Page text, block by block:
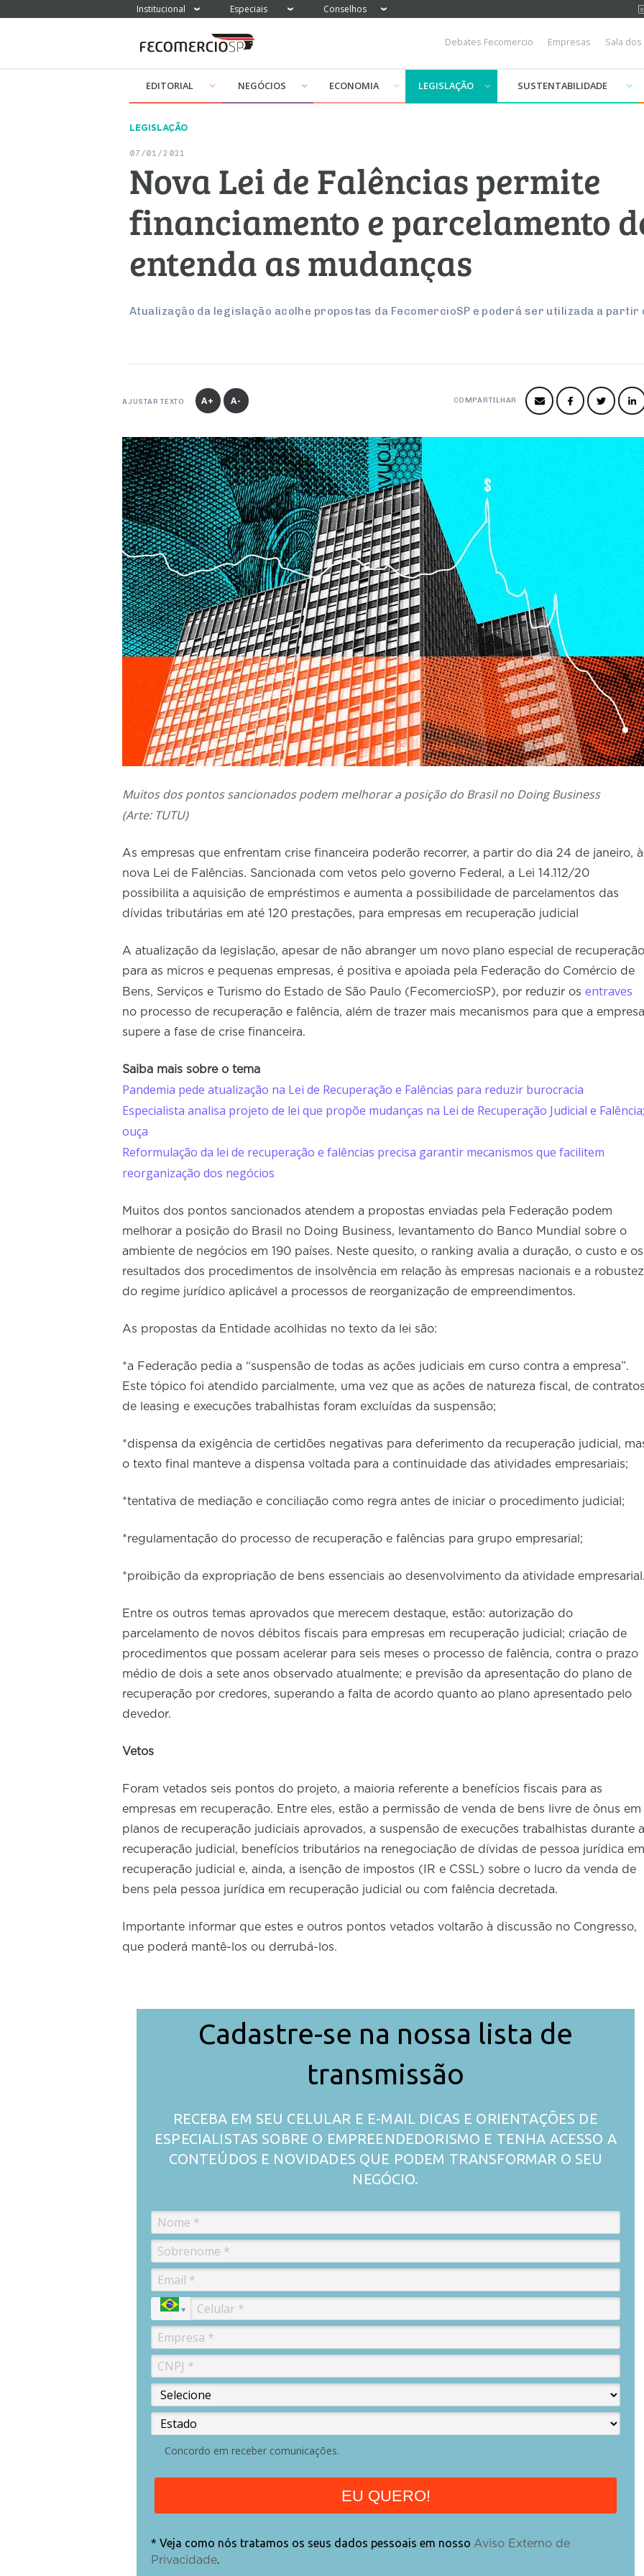
Institucional Especiais Conselhos
Debates Fecomercio Empresas Sala
EDITORIAL NEGÓCIOS ECONOMIA LEGISLAÇÃO SUSTENTABILIDADE
LEGISLAÇÃO
07/01/2021
Nova Lei de Falências permite
financiamento e parcelamento
entenda as mudanças
Atualização da legislação acolhe propostas da FecomercioSP e poderá ser utilizada a partir
AJUSTAR TEXTO A+ A- COMPARTILHAR
Muitos dos pontos sancionados podem melhorar a posição do Brasil no Doing Business
(Arte: TUTU)
As empresas que enfrentam crise financeira poderão recorrer, a partir do dia 24 de janeiro, à
nova Lei de Falências. Sancionada com vetos pelo governo Federal, a Lei 14.112/20
possibilita a aquisição de empréstimos e aumenta a possibilidade de parcelamentos das
dívidas tributárias em até 120 prestações, para empresas em recuperação judicial
A atualização da legislação, apesar de não abranger um novo plano especial de recuperação
para as micros e pequenas empresas, é positiva e apoiada pela Federação do Comércio de
Bens, Serviços e Turismo do Estado de São Paulo (FecomercioSP), por reduzir os entraves
no processo de recuperação e falência, além de trazer mais mecanismos para que a empresa
supere a fase de crise financeira.
Saiba mais sobre o tema
Pandemia pede atualização na Lei de Recuperação e Falências para reduzir burocracia
Especialista analisa projeto de lei que propõe mudanças na Lei de Recuperação Judicial e Falência;
ouça
Reformulação da lei de recuperação e falências precisa garantir mecanismos que facilitem
reorganização dos negócios
Muitos dos pontos sancionados atendem a propostas enviadas pela Federação podem
melhorar a posição do Brasil no Doing Business, levantamento do Banco Mundial sobre o
ambiente de negócios em 190 países. Neste quesito, o ranking avalia a duração, o custo e os
resultados dos procedimentos de insolvência em relação às empresas nacionais e a robustez
do regime jurídico aplicável a processos de reorganização de empreendimentos.
As propostas da Entidade acolhidas no texto da lei são:
*a Federação pedia a “suspensão de todas as ações judiciais em curso contra a empresa”.
Este tópico foi atendido parcialmente, uma vez que as ações de natureza fiscal, de
de leasing e execuções trabalhistas foram excluídas da suspensão;
*dispensa da exigência de certidões negativas para deferimento da recuperação judicial,
o texto final manteve a dispensa voltada para a continuidade das atividades empresariais;
*tentativa de mediação e conciliação como regra antes de iniciar o procedimento judicial;
*regulamentação do processo de recuperação e falências para grupo empresarial;
*proibição da expropriação de bens essenciais ao desenvolvimento da atividade
Entre os outros temas aprovados que merecem destaque, estão: autorização do
parcelamento de novos débitos fiscais para empresas em recuperação judicial; criação de
procedimentos que possam acelerar para seis meses o processo de falência, contra o prazo
médio de dois a sete anos observado atualmente; e previsão da apresentação do plano de
recuperação por credores, superando a falta de acordo quanto ao plano apresentado pelo
devedor.
Vetos
Foram vetados seis pontos do projeto, a maioria referente a benefícios fiscais para as
empresas em recuperação. Entre eles, estão a permissão de venda de bens livre de ônus em
planos de recuperação judiciais aprovados, a suspensão de execuções trabalhistas durante a
recuperação judicial, benefícios tributários na renegociação de dívidas de pessoa jurídica em
recuperação judicial e, ainda, a isenção de impostos (IR e CSSL) sobre o lucro da venda de
bens pela pessoa jurídica em recuperação judicial ou com falência decretada.
Importante informar que estes e outros pontos vetados voltarão à discussão no Congresso,
que poderá mantê-los ou derrubá-los.
Cadastre-se na nossa lista de
transmissão
RECEBA EM SEU CELULAR E E-MAIL DICAS E ORIENTAÇÕES DE
ESPECIALISTAS SOBRE O EMPREENDEDORISMO E TENHA ACESSO A
CONTEÚDOS E NOVIDADES QUE PODEM TRANSFORMAR O SEU
NEGÓCIO.
Concordo em receber comunicações.
EU QUERO!
* Veja como nós tratamos os seus dados pessoais em nosso Aviso Externo de
Privacidade.